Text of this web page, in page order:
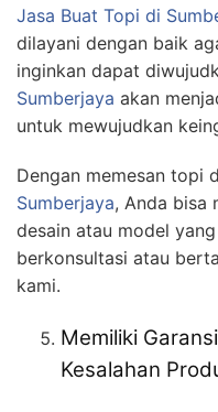
Jasa Buat Topi di
dilayani dengan baik
inginkan dapat
Sumberjaya akan
untuk mewujudkan
Dengan memesan topi
Sumberjaya, Anda bisa
desain atau model
berkonsultasi atau
kami.
Memiliki
Kesalahan